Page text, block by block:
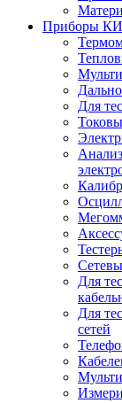
Приборы
Для
Для
Для
сетей